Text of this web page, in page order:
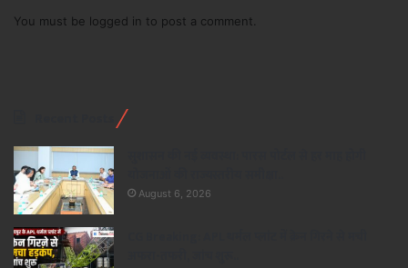
You must be logged in to post a comment.
August 6, 2026